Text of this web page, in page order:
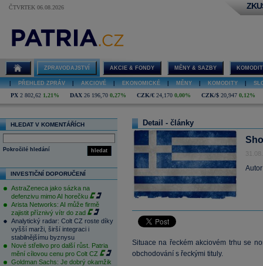
ČTVRTEK 06.08.2026
ZPRAVODAJSTVÍ AKCIE & FONDY MĚNY & SAZBY
PŘEHLED ZPRÁV AKCIOVÉ EKONOMICKÉ MĚNY KOMODITY
PX 2 802,62 1,21% DAX 26 196,70 0,27% CZK/€ 24,170 0,00% CZK/$ 20,947 0,12%
HLEDAT V KOMENTÁŘÍCH
hledat
Pokročilé hledání
INVESTIČNÍ DOPORUČENÍ
AstraZeneca jako sázka na
defenzivu mimo AI horečku
Arista Networks: AI může firmě
zajistit příznivý vítr do zad
Analytický radar: Colt CZ roste díky
vyšší marži, širší integraci i
stabilnějšímu byznysu
Nové střelivo pro další růst. Patria
mění cílovou cenu pro Colt CZ
Goldman Sachs: Je dobrý okamžik
Detail - články
Situace na řeckém akciovém trhu se
obchodování s řeckými tituly.